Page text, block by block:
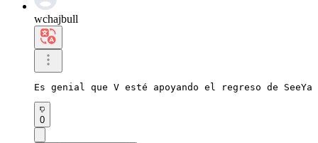
wchajbull
Es genial que V esté apoyando el regreso de SeeYa
0